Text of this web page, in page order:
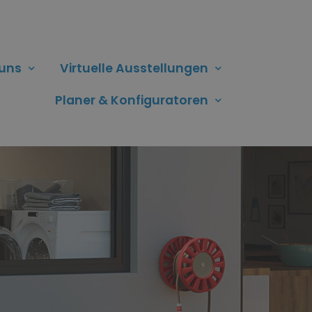
Virtuelle Ausstellungen
Planer & Konfiguratoren